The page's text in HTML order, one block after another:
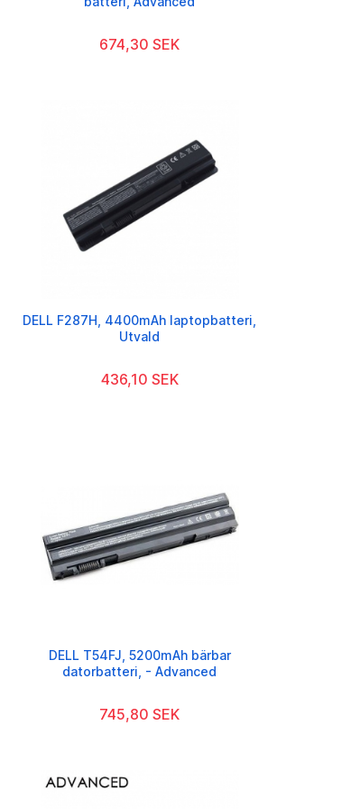
674,30 SEK
DELL F287H, 4400mAh laptopbatteri,
Utvald
436,10 SEK
DELL T54FJ, 5200mAh bärbar
datorbatteri, - Advanced
745,80 SEK